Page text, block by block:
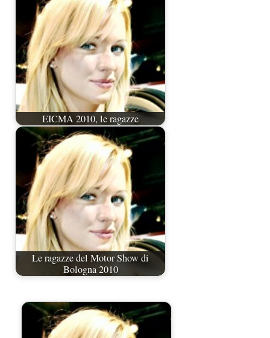
EICMA 2010, le ragazze
Le ragazze del Motor Show di
Bologna 2010